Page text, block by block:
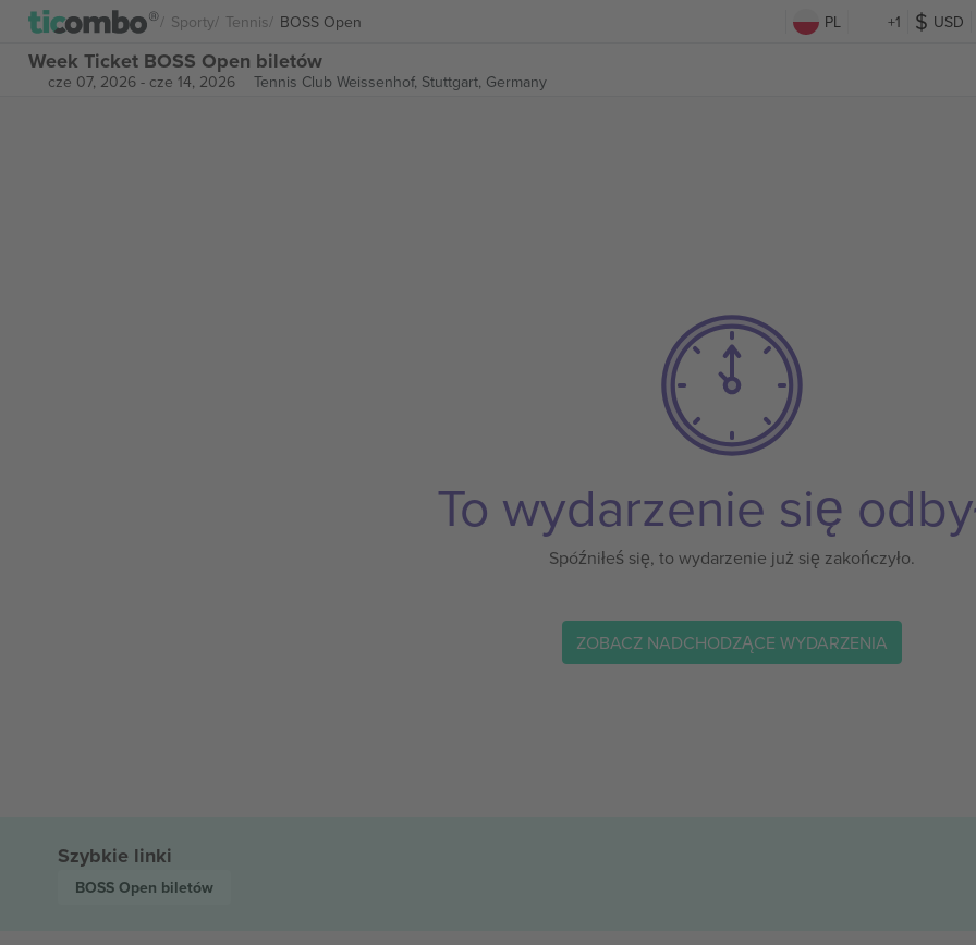
Sporty Tennis BOSS Open PL +1 USD
Week Ticket BOSS Open biletów
cze 07, 2026- cze 14, 2026 Tennis Club Weissenhof, Stuttgart, Germany
To wydarzenie się
Spóźniłeś się, to wydarzenie już się zakończyło.
ZOBACZ NADCHODZĄCE WYDARZENIA
Szybkie linki
BOSS Open biletów